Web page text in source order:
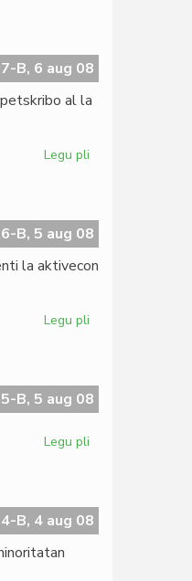
monatfine
B, 6 aug 08
al la
Legu pli
nian
lingvon
B, 5 aug 08
la aktivecon
Legu pli
la
Esperanto-
B, 5 aug 08
Legu pli
fama
disidento
B, 4 aug 08